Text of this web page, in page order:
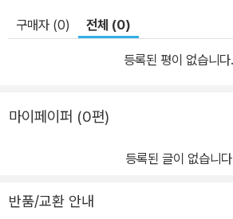
구매자 (0) 전체 (0)
등록된 평이 없습니다.
마이페이퍼 (0편)
등록된 글이 없습니다
반품/교환 안내